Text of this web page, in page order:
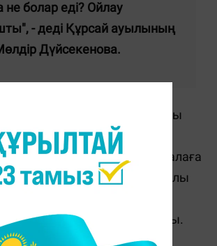
болар еді? Ойлау
- деді Құрсай ауылының
Дүйсекенова.
су арнасы бойындағы
өрттен зардап шегетінін
ауылы ұзақ уақыт бойы қалаға
қарамастан, өртті уақтылы
жасалмаған. Арнайы
болған жерге жете алмайды.